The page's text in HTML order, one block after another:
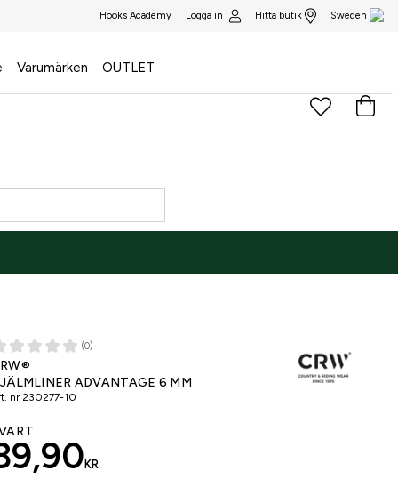
Hööks Academy Logga in Hitta butik Sweden
Varumärken OUTLET
ONLY (0)
ADVANTAGE 6 MM
nr 230277-10
KR